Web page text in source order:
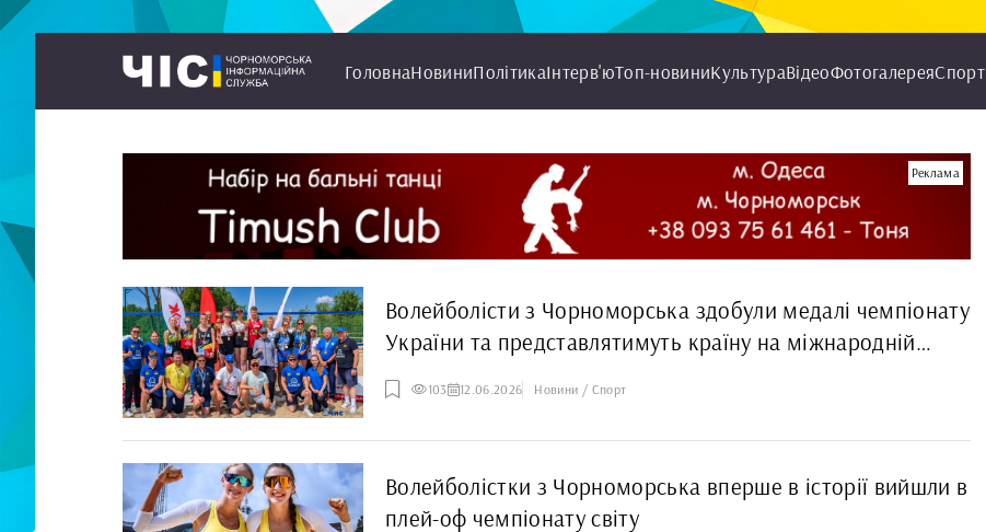
ГоловнаНовиниПолітикаІнтерв'юТоп-новиниКультураВідеоФотогалереяСпорт
Реклама
Волейболісти з Чорноморська здобули медалі чемпіонату
України та представлятимуть країну на міжнародній
арені
103 12.06.2026 Новини / Спорт
Волейболістки з Чорноморська вперше в історії вийшли в
плей-оф чемпіонату світу